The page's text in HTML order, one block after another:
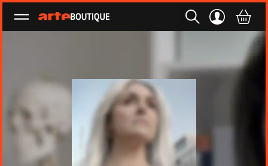
Ouvrir le menu